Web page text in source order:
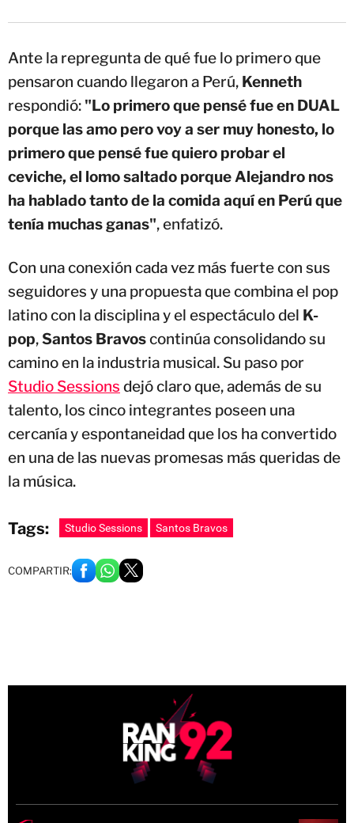
Ante la repregunta de qué fue lo primero que
pensaron cuando llegaron a Perú, Kenneth
respondió: "Lo primero que pensé fue en DUAL
porque las amo pero voy a ser muy honesto, lo
primero que pensé fue quiero probar el
ceviche, el lomo saltado porque Alejandro nos
ha hablado tanto de la comida aquí en Perú que
tenía muchas ganas", enfatizó.
Con una conexión cada vez más fuerte con sus
seguidores y una propuesta que combina el pop
latino con la disciplina y el espectáculo del K-
pop,Santos Bravoscontinúa consolidando su
camino en la industria musical. Su paso por
Studio Sessions dejó claro que, además de su
talento, los cinco integrantes poseen una
cercanía y espontaneidad que los ha convertido
en una de las nuevas promesas más queridas de
la música.
Tags: Studio Sessions Santos Bravos
COMPARTIR: